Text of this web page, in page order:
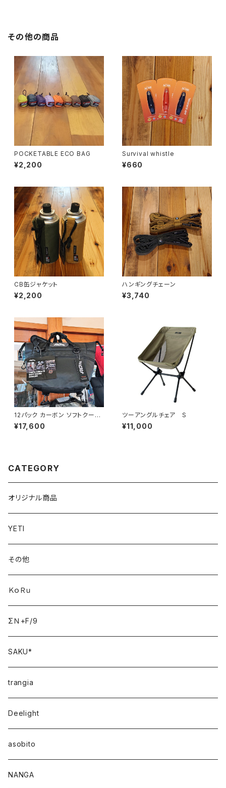
その他の商品
POCKETABLE ECO BAG
¥2,200
Survival whistle
¥660
CB缶ジャケット
¥2,200
ハンギングチェーン
¥3,740
12パック カーボン ソフトクーラ
ー
¥17,600
ツーアングルチェア S
¥11,000
CATEGORY
オリジナル商品
YETI
その他
ＫｏＲｕ
ΣＮ+F/9
SAKU*
trangia
Deelight
asobito
NANGA